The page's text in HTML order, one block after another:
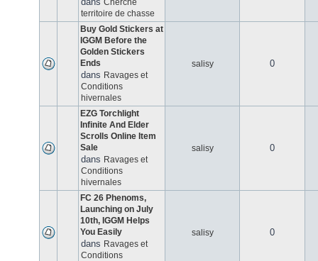
Cherche
territoire de chasse
Buy Gold Stickers at
IGGM Before the
Golden Stickers
Ends
dans Ravages et
Conditions
hivernales
salisy 0
EZG Torchlight
Infinite And Elder
Scrolls Online Item
Sale
dans Ravages et
Conditions
hivernales
salisy 0
FC 26 Phenoms,
Launching on July
10th, IGGM Helps
You Easily
dans Ravages et
Conditions
salisy 0